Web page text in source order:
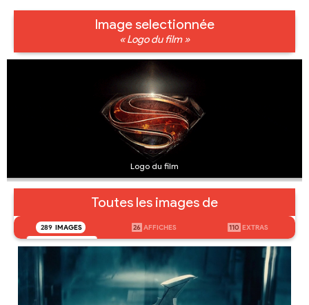
Image selectionnée
« Logo du film »
Logo du film
Toutes les images de
289 IMAGES 26 AFFICHES 110 EXTRAS